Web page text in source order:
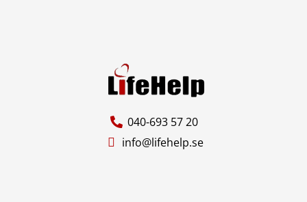
040-693 57 20
info@lifehelp.se